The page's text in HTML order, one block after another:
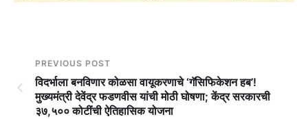
PREVIOUS POST
विदर्भाला बनविणार कोळसा वायूकरणाचे ‘गॅसिफिकेशन हब’!
मुख्यमंत्री देवेंद्र फडणवीस यांची मोठी घोषणा; केंद्र सरकारची
३७,५०० कोटींची ऐतिहासिक योजना